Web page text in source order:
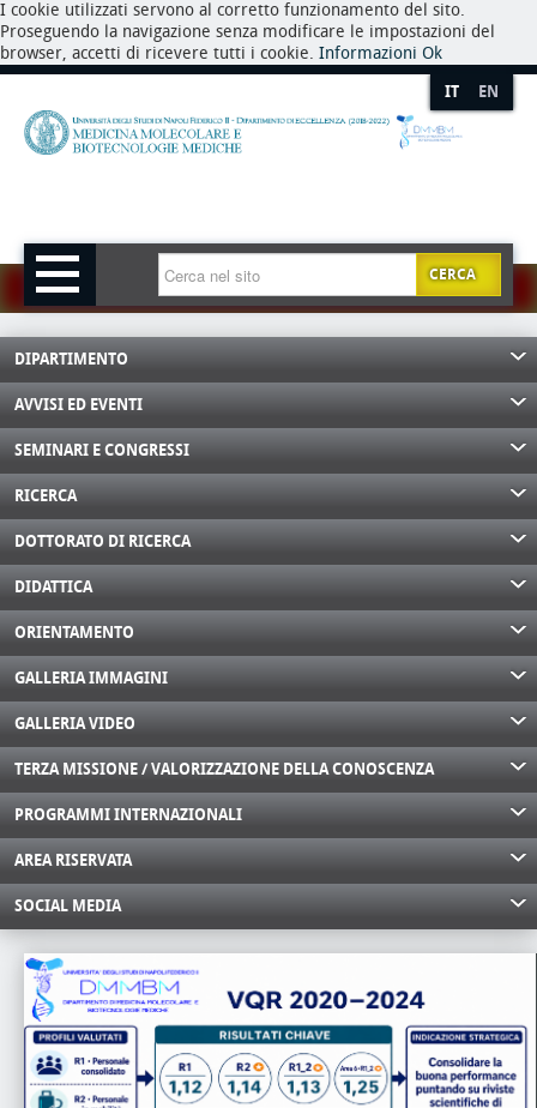
I cookie utilizzati servono al corretto funzionamento del sito.
Proseguendo la navigazione senza modificare le impostazioni del
browser, accetti di ricevere tutti i cookie. Informazioni Ok
IT EN
CERCA
DIPARTIMENTO
AVVISI ED EVENTI
SEMINARI E CONGRESSI
RICERCA
DOTTORATO DI RICERCA
DIDATTICA
ORIENTAMENTO
GALLERIA IMMAGINI
GALLERIA VIDEO
TERZA MISSIONE / VALORIZZAZIONE DELLA CONOSCENZA
PROGRAMMI INTERNAZIONALI
AREA RISERVATA
SOCIAL MEDIA